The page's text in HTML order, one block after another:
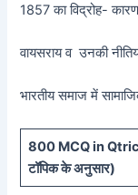
1857 का विद्रोह-
वायसराय व उनकी
भारतीय समाज में
800 MCQ in
टॉपिक के अनुसार)